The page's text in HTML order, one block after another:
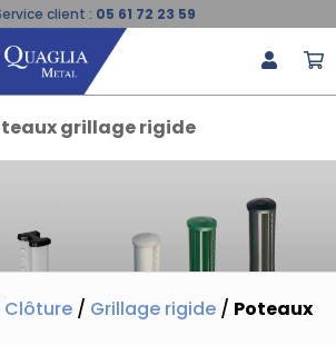
client : 05 61 72 23 59
grillage rigide
Clôture / Grillage rigide / Poteaux